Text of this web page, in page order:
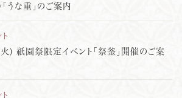
うな重」のご案内
) 祇園祭限定イベント「祭釜」開催のご案